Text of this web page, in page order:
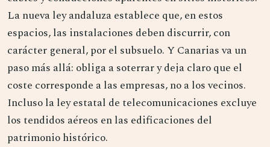
La nueva ley andaluza establece que, en estos
espacios, las instalaciones deben discurrir, con
carácter general, por el subsuelo. Y Canarias va un
paso más allá: obliga a soterrar y deja claro que el
coste corresponde a las empresas, no a los vecinos.
Incluso la ley estatal de telecomunicaciones excluye
los tendidos aéreos en las edificaciones del
patrimonio histórico.